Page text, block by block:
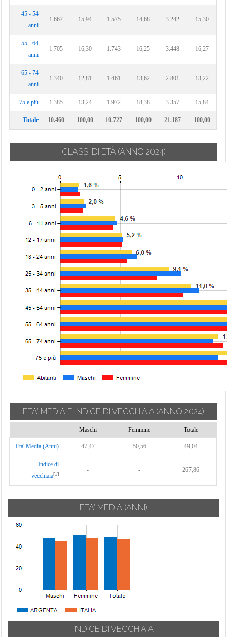
45 - 54
anni
1.667 15,94 1.575 14,68 3.242 15,30
55 - 64
anni
1.705 16,30 1.743 16,25 3.448 16,27
65 - 74
anni
1.340 12,81 1.461 13,62 2.801 13,22
75 e più 1.385 13,24 1.972 18,38 3.357 15,84
Totale 10.460 100,00 10.727 100,00 21.187 100,00
CLASSI DI ETÀ (ANNO 2024)
ETA' MEDIA E INDICE DI VECCHIAIA (ANNO 2024)
Maschi Femmine Totale
Eta' Media (Anni) 47,47 50,56 49,04
Indice di
vecchiaia[1]
- - 267,86
ETA' MEDIA (ANNI)
INDICE DI VECCHIAIA